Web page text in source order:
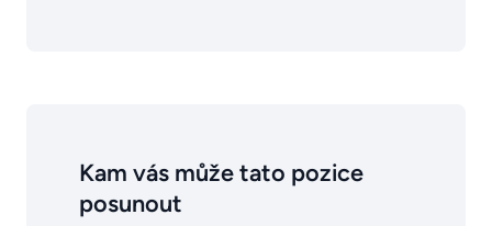
Kam vás může tato pozice
posunout